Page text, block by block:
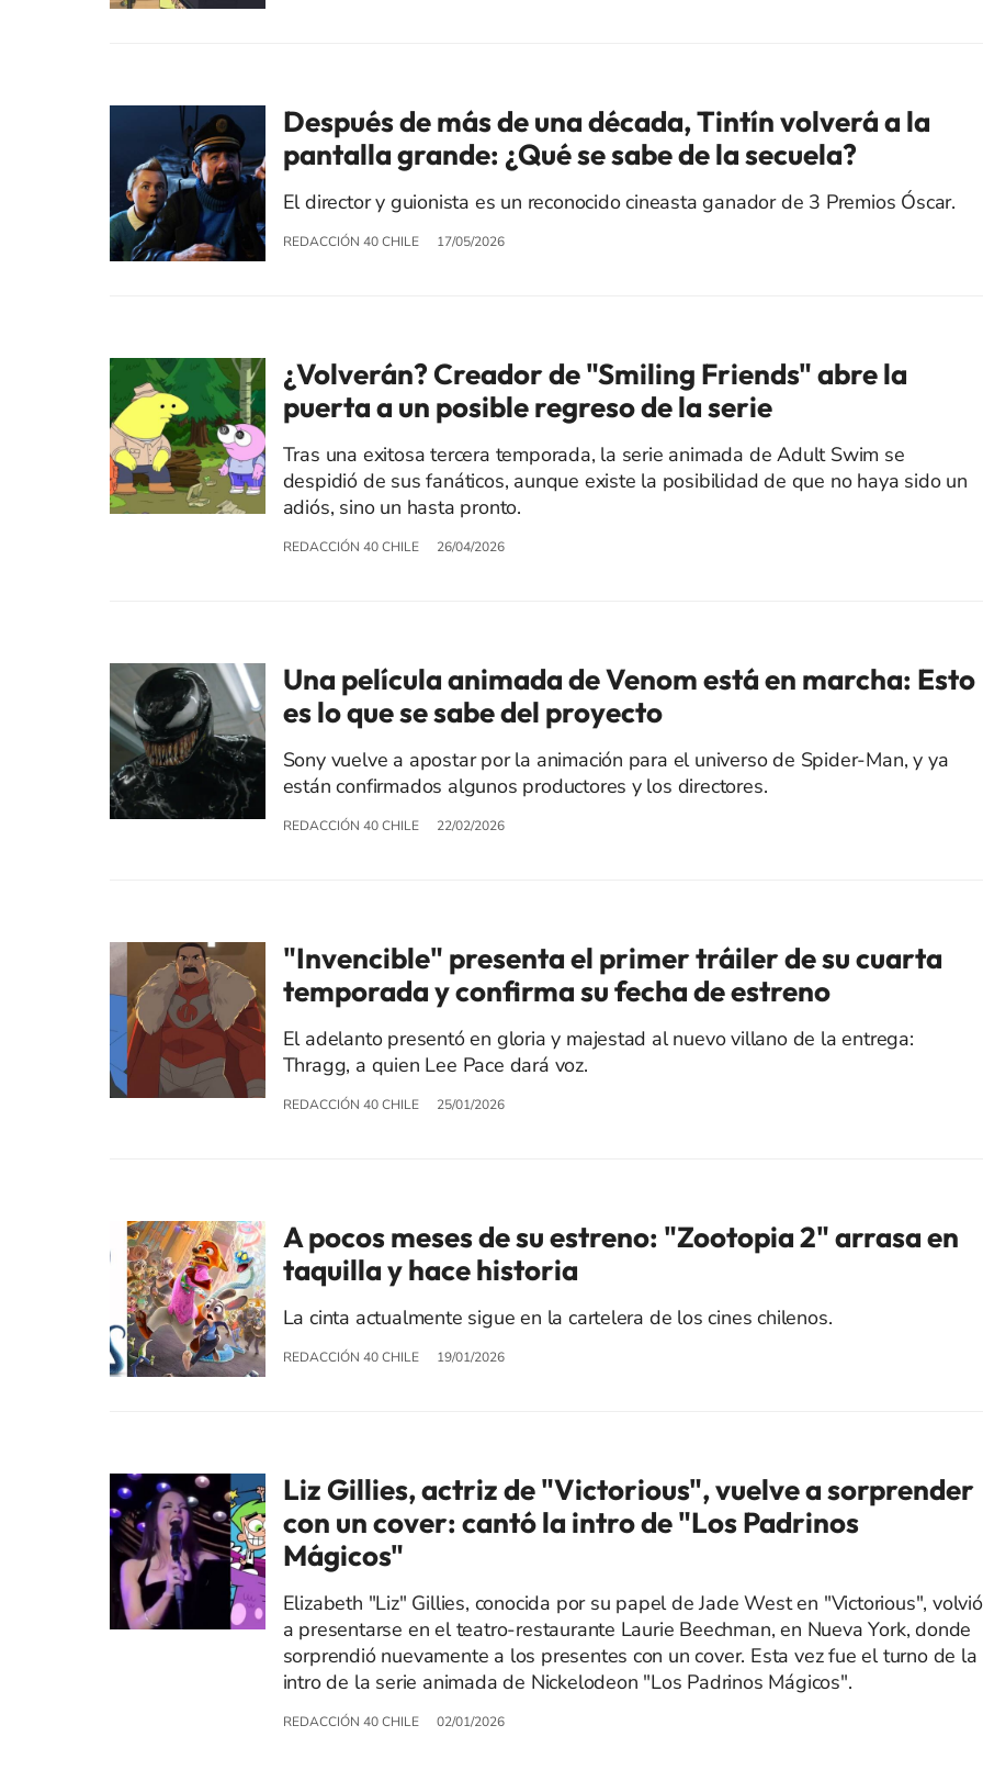
Después de más de una década, Tintín volverá a la
pantalla grande: ¿Qué se sabe de la secuela?
El director y guionista es un reconocido cineasta ganador de 3 Premios Óscar.
REDACCIÓN 40 CHILE 17/05/2026
¿Volverán? Creador de "Smiling Friends" abre la
puerta a un posible regreso de la serie
Tras una exitosa tercera temporada, la serie animada de Adult Swim se
despidió de sus fanáticos, aunque existe la posibilidad de que no haya sido un
adiós, sino un hasta pronto.
REDACCIÓN 40 CHILE 26/04/2026
Una película animada de Venom está en marcha: Esto
es lo que se sabe del proyecto
Sony vuelve a apostar por la animación para el universo de Spider-Man, y ya
están confirmados algunos productores y los directores.
REDACCIÓN 40 CHILE 22/02/2026
"Invencible" presenta el primer tráiler de su cuarta
temporada y confirma su fecha de estreno
El adelanto presentó en gloria y majestad al nuevo villano de la entrega:
Thragg, a quien Lee Pace dará voz.
REDACCIÓN 40 CHILE 25/01/2026
A pocos meses de su estreno: "Zootopia 2" arrasa en
taquilla y hace historia
La cinta actualmente sigue en la cartelera de los cines chilenos.
REDACCIÓN 40 CHILE 19/01/2026
Liz Gillies, actriz de "Victorious", vuelve a sorprender
con un cover: cantó la intro de "Los Padrinos
Mágicos"
Elizabeth "Liz" Gillies, conocida por su papel de Jade West en "Victorious", volvió
a presentarse en el teatro-restaurante Laurie Beechman, en Nueva York, donde
sorprendió nuevamente a los presentes con un cover. Esta vez fue el turno de la
intro de la serie animada de Nickelodeon "Los Padrinos Mágicos".
REDACCIÓN 40 CHILE 02/01/2026